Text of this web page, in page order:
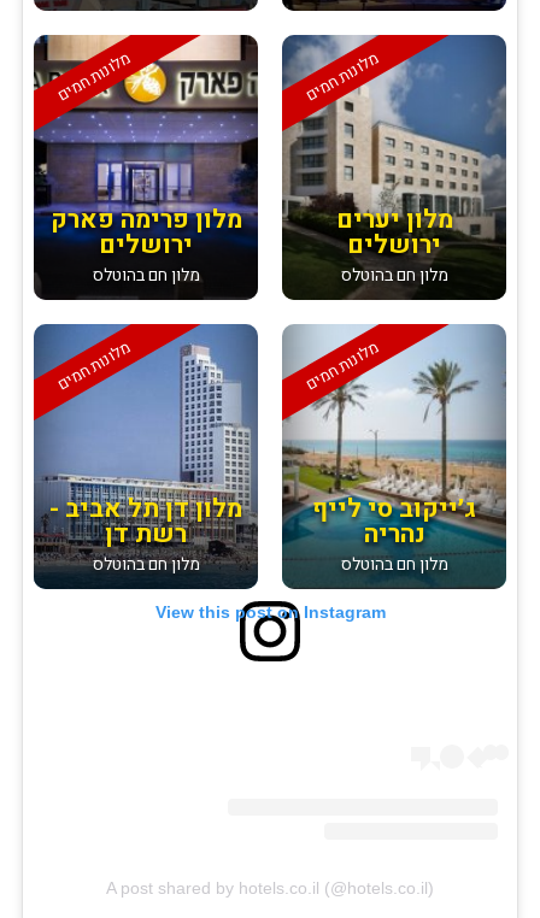
מלונות חמים
מלון פרימה פארק
ירושלים
מלון חם בהוטלס
מלונות חמים
מלון יערים
ירושלים
מלון חם בהוטלס
מלונות חמים
מלון דן תל אביב -
רשת דן
מלון חם בהוטלס
מלונות חמים
ג׳ייקוב סי לייף
נהריה
מלון חם בהוטלס
View this post on Instagram
A post shared by hotels.co.il (@hotels.co.il)